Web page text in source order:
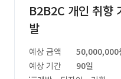
B2B2C 개인 취향
발
예상 금액
50,000,000
예상 기간
90일